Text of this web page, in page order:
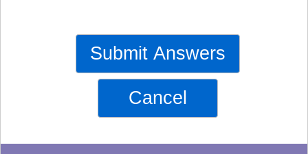
Submit Answers
Cancel